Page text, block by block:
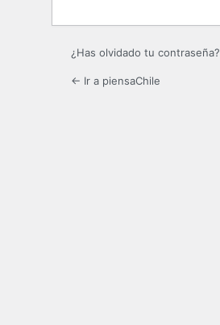
¿Has olvidado tu contraseña?
← Ir a piensaChile